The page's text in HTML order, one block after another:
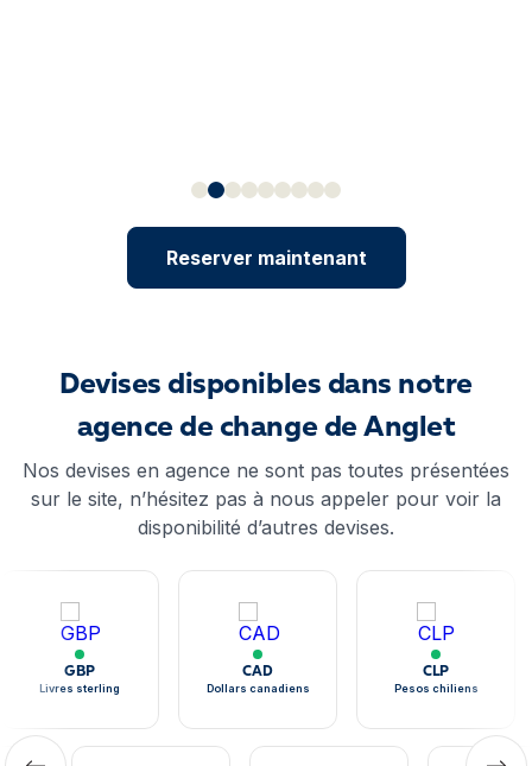
Reserver maintenant
Devises disponibles dans notre
agence de change de Anglet
Nos devises en agence ne sont pas toutes présentées
sur le site, n’hésitez pas à nous appeler pour voir la
disponibilité d’autres devises.
GBP
Livres sterling
CAD
Dollars canadiens
CLP
Pesos chiliens